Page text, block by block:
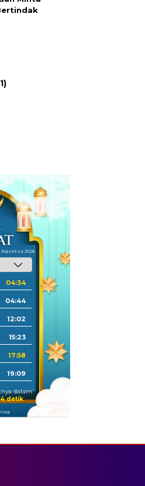
Agustus 2026
04:34
04:44
12:02
15:23
17:58
19:09
dalam:
detik